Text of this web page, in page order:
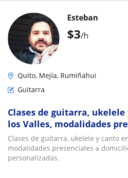
$3/h
Esteban
Quito, Mejía, Rumiñahui
Guitarra
Clases de guitarra,
los Valles, modalidades
domicilio y clases virtuales
Clases de guitarra, ukelele y canto
modalidades presenciales a
personalizadas.